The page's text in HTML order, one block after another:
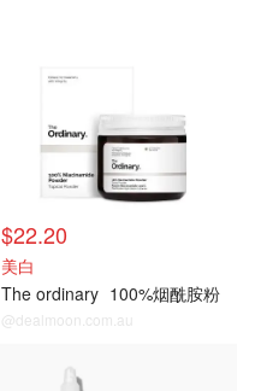
$22.20
美白
The ordinary 100%烟酰胺粉
@dealmoon.com.au